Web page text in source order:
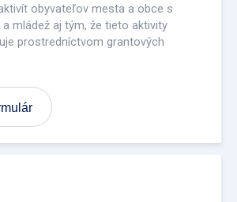
obyvateľov mesta a obce s
mládež aj tým, že tieto aktivity
prostredníctvom grantových